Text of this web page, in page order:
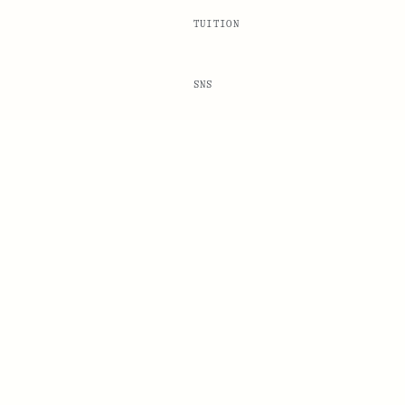
TUITION
SNS